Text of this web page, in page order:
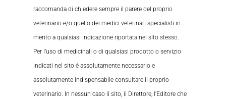
raccomanda di chiedere sempre il parere del proprio
veterinario e/o quello dei medici veterinari specialisti in
merito a qualsiasi indicazione riportata nel sito stesso.
Per l’uso di medicinali o di qualsiasi prodotto o servizio
indicati nel sito è assolutamente necessario e
assolutamente indispensabile consultare il proprio
veterinario. In nessun caso il sito, il Direttore, l’Editore che